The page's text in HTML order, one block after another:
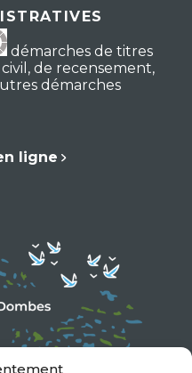
démarches de titres
de recensement,
démarches
ligne